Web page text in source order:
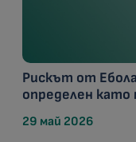
Рискът от
определен като
29 май 2026